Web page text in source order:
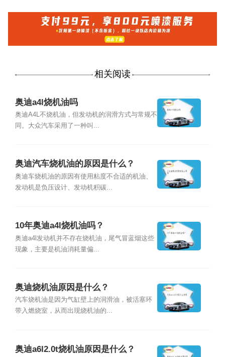
相关阅读
奥迪a4l烧机油吗
奥迪A4L不烧机油，但发动机的润滑方式与常规不
同。大众汽车采用了一种叫...
奥迪汽车烧机油的原因是什么？
奥迪车烧机油的原因有使用粘度不合适的机油、
发动机是负压设计、发动机积碳...
10年奥迪a4l烧机油吗？
奥迪a4l发动机并不存在烧机油，尾气冒蓝烟这些
现象，主要是机油消耗量偏...
奥迪烧机油原因是什么？
汽车烧机油是因为气缸壁上的润滑油，被活塞环
带入燃烧室，从而出现烧机油的...
奥迪a6l2.0t烧机油原因是什么？